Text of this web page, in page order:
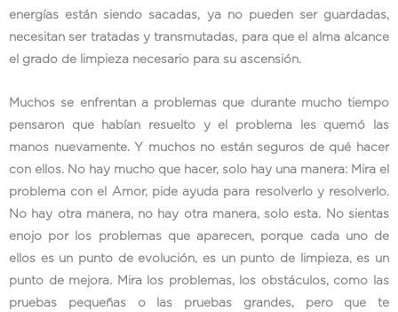
energías están siendo sacadas, ya no pueden ser guardadas,
necesitan ser tratadas y transmutadas, para que el alma alcance
el grado de limpieza necesario para su ascensión.
Muchos se enfrentan a problemas que durante mucho tiempo
pensaron que habían resuelto y el problema les quemó las
manos nuevamente. Y muchos no están seguros de qué hacer
con ellos. No hay mucho que hacer, solo hay una manera: Mira el
problema con el Amor, pide ayuda para resolverlo y resolverlo.
No hay otra manera, no hay otra manera, solo esta. No sientas
enojo por los problemas que aparecen, porque cada uno de
ellos es un punto de evolución, es un punto de limpieza, es un
punto de mejora. Mira los problemas, los obstáculos, como las
pruebas pequeñas o las pruebas grandes, pero que te